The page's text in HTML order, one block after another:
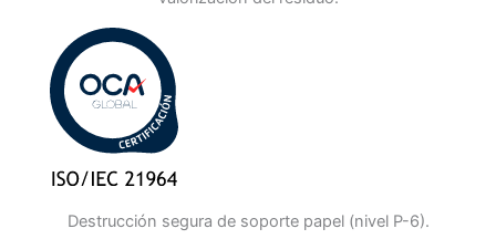
Destrucción segura de soporte papel (nivel P-6).